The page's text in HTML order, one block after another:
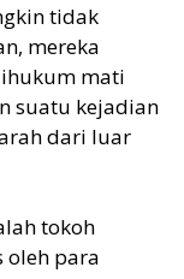
tidak
mereka
mati
suatu kejadian
dari luar
tokoh
oleh para